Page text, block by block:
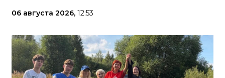
06 августа 2026, 12:53